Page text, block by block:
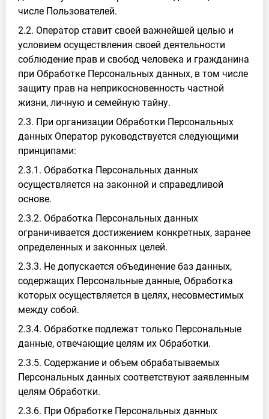
числе Пользователей.
2.2. Оператор ставит своей важнейшей целью и
условием осуществления своей деятельности
соблюдение прав и свобод человека и гражданина
при Обработке Персональных данных, в том числе
защиту прав на неприкосновенность частной
жизни, личную и семейную тайну.
2.3. При организации Обработки Персональных
данных Оператор руководствуется следующими
принципами:
2.3.1. Обработка Персональных данных
осуществляется на законной и справедливой
основе.
2.3.2. Обработка Персональных данных
ограничивается достижением конкретных, заранее
определенных и законных целей.
2.3.3. Не допускается объединение баз данных,
содержащих Персональные данные, Обработка
которых осуществляется в целях, несовместимых
между собой.
2.3.4. Обработке подлежат только Персональные
данные, отвечающие целям их Обработки.
2.3.5. Содержание и объем обрабатываемых
Персональных данных соответствуют заявленным
целям Обработки.
2.3.6. При Обработке Персональных данных